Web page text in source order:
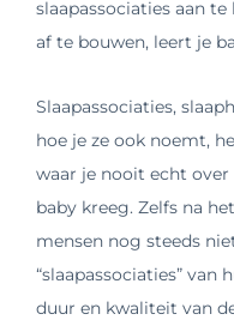
slaapassociaties aan
af te bouwen, leert je
Slaapassociaties,
hoe je ze ook noemt,
waar je nooit echt
baby kreeg. Zelfs na
mensen nog steeds
“slaapassociaties” van
duur en kwaliteit van